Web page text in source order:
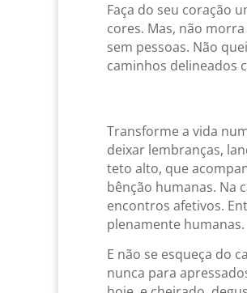
Faça do seu coração
cores. Mas, não
sem pessoas. Não
caminhos delineados
Transforme a vida
deixar lembranças,
teto alto, que
bênção humanas. Na
encontros afetivos.
plenamente humanas.
E não se esqueça do
nunca para